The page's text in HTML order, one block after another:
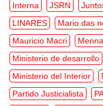
Interna
JSRN
LINARES
Mario das
Mauricio Macri
Menna
Ministerio de desarrollo
Ministerio del Interior
Partido Justicialista